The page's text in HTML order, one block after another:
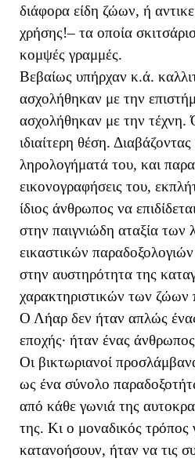
διάφορα είδη ζώων, ή
χρήσης!– τα οποία
κομψές γραμμές.
Βεβαίως υπήρχαν κ.ά.
ασχολήθηκαν με την
ασχολήθηκαν με την
ιδιαίτερη θέση.
ληρολογήματά του, και
εικονογραφήσεις του,
ίδιος άνθρωπος να
στην παιγνιώδη αταξία των
εικαστικών
στην αυστηρότητα της
χαρακτηριστικών των ζώων
Ο Λήαρ δεν ήταν απλώς
εποχής· ήταν ένας
Οι βικτωριανοί
ως ένα σύνολο
από κάθε γωνιά της
της. Κι ο μοναδικός τρόπος
κατανοήσουν, ήταν να τις